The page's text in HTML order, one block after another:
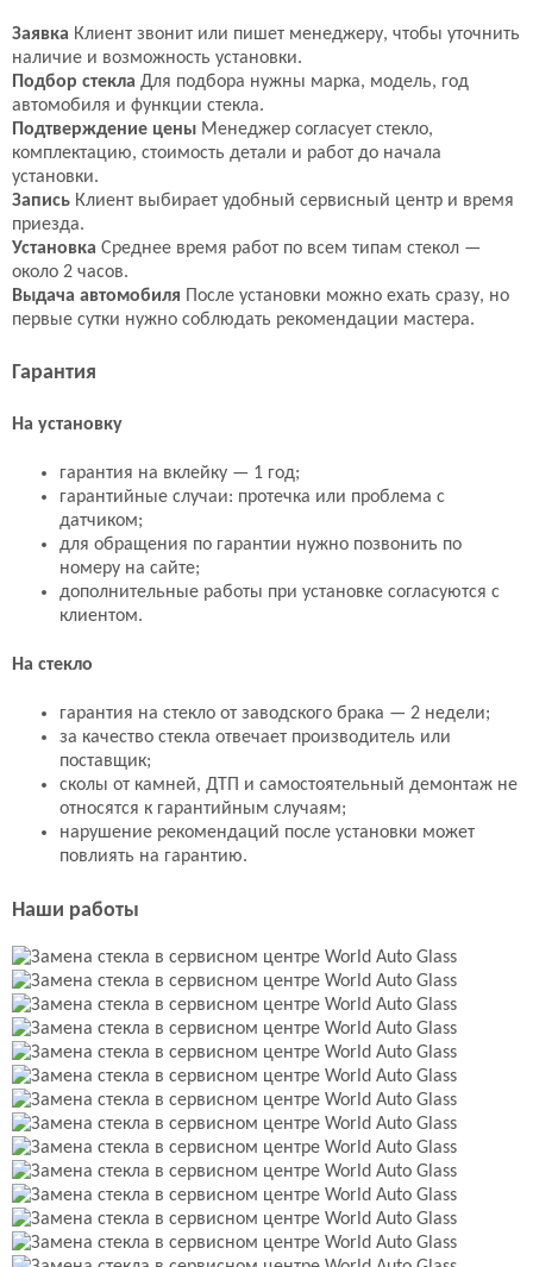
Заявка Клиент звонит или пишет менеджеру, чтобы уточнить
наличие и возможность установки.
Подбор стекла Для подбора нужны марка, модель, год
автомобиля и функции стекла.
Подтверждение цены Менеджер согласует стекло,
комплектацию, стоимость детали и работ до начала
установки.
Запись Клиент выбирает удобный сервисный центр и время
приезда.
Установка Среднее время работ по всем типам стекол —
около 2 часов.
Выдача автомобиля
После установки можно ехать сразу, но
первые сутки нужно соблюдать рекомендации мастера.
Гарантия
На установку
гарантия на вклейку — 1 год;
гарантийные случаи: протечка или проблема с
датчиком;
для обращения по гарантии нужно позвонить по
номеру на сайте;
дополнительные работы при установке согласуются с
клиентом.
На стекло
гарантия на стекло от заводского брака — 2 недели;
за качество стекла отвечает производитель или
поставщик;
сколы от камней, ДТП и самостоятельный демонтаж не
относятся к гарантийным случаям;
нарушение рекомендаций после установки может
повлиять на гарантию.
Наши работы